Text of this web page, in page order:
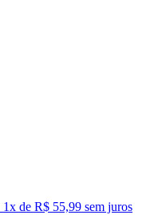
1x de R$ 55,99 sem juros